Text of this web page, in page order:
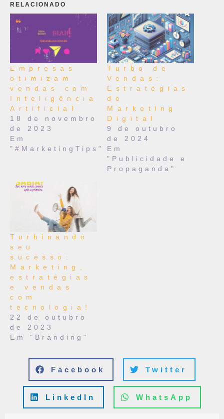
RELACIONADO
Empresas
otimizam
vendas com
Inteligência
Artificial
18 de novembro
de 2023
Em
"#MarketingTips"
Turbo de
Vendas:
Estratégias
de
Marketing
Digital
9 de outubro
de 2024
Em
"Publicidade e
Propaganda"
Turbinando
seu
sucesso:
Marketing,
estratégias
e vendas
com
tecnologia!
22 de outubro
de 2023
Em "Branding"
Facebook Twitter
LinkedIn WhatsApp